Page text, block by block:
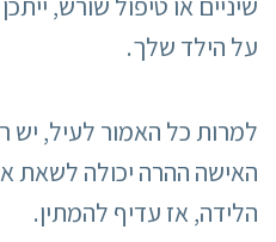
על הילד שלך.
למרות כל האמור לעיל, יש
האישה ההרה יכולה לשאת
הלידה, אז עדיף להמתין.